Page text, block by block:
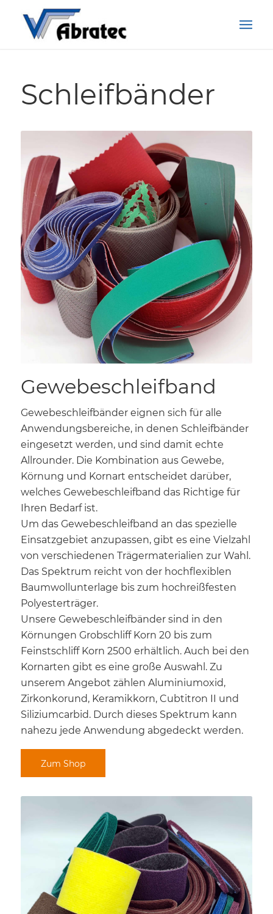
Schleifbänder
Gewebeschleifband
Gewebeschleifbänder eignen sich für alle
Anwendungsbereiche, in denen Schleifbänder
eingesetzt werden, und sind damit echte
Allrounder. Die Kombination aus Gewebe,
Körnung und Kornart entscheidet darüber,
welches Gewebeschleifband das Richtige für
Ihren Bedarf ist.
Um das Gewebeschleifband an das spezielle
Einsatzgebiet anzupassen, gibt es eine Vielzahl
von verschiedenen Trägermaterialien zur Wahl.
Das Spektrum reicht von der hochflexiblen
Baumwollunterlage bis zum hochreißfesten
Polyesterträger.
Unsere Gewebeschleifbänder sind in den
Körnungen Grobschliff Korn 20 bis zum
Feinstschliff Korn 2500 erhältlich. Auch bei den
Kornarten gibt es eine große Auswahl. Zu
unserem Angebot zählen Aluminiumoxid,
Zirkonkorund, Keramikkorn, Cubtitron II und
Siliziumcarbid. Durch dieses Spektrum kann
nahezu jede Anwendung abgedeckt werden.
Zum Shop